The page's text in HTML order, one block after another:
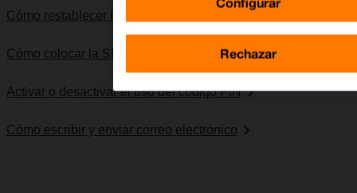
Cómo restablecer la configuración predeterminada
Cómo colocar la SIM
Activar o desactivar el uso del código PIN
Cómo escribir y enviar correo electrónico
Rechazar